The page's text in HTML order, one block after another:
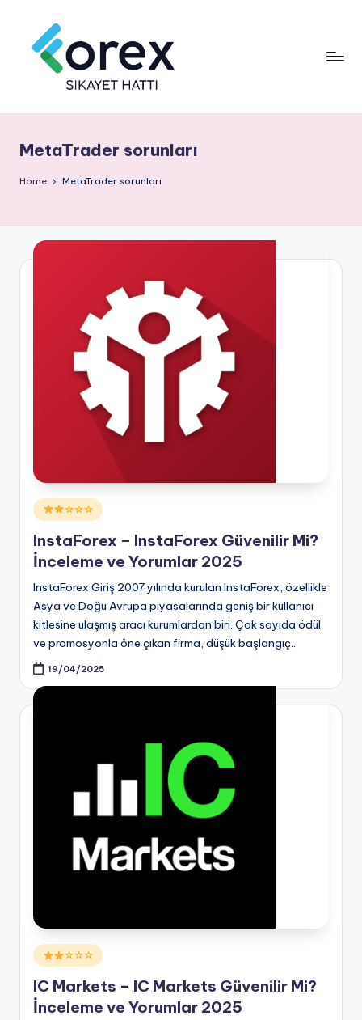
MetaTrader sorunları
Home MetaTrader sorunları
Posted
in
☆☆☆
InstaForex – InstaForex Güvenilir Mi?
İnceleme ve Yorumlar 2025
InstaForex Giriş 2007 yılında kurulan InstaForex, özellikle
Asya ve Doğu Avrupa piyasalarında geniş bir kullanıcı
kitlesine ulaşmış aracı kurumlardan biri. Çok sayıda ödül
ve promosyonla öne çıkan firma, düşük başlangıç…
19/04/2025
Posted
in
☆☆☆
IC Markets – IC Markets Güvenilir Mi?
İnceleme ve Yorumlar 2025